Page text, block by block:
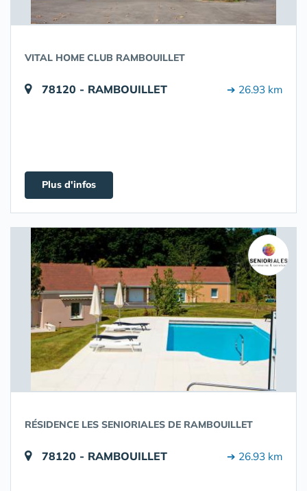
VITAL HOME CLUB RAMBOUILLET
78120 - RAMBOUILLET ➔ 26.93 km
Plus d'infos
RÉSIDENCE LES SENIORIALES DE RAMBOUILLET
78120 - RAMBOUILLET ➔ 26.93 km